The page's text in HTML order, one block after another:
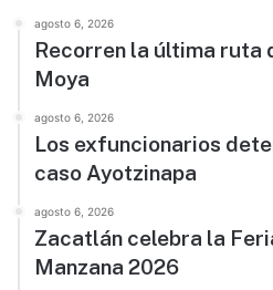
agosto 6, 2026
Recorren la última ruta
Moya
agosto 6, 2026
Los exfuncionarios
caso Ayotzinapa
agosto 6, 2026
Zacatlán celebra la
Manzana 2026